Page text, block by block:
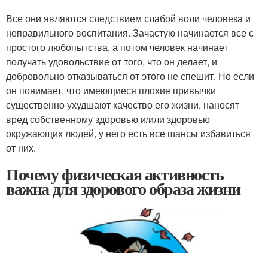
Все они являются следствием слабой воли человека и
неправильного воспитания. Зачастую начинается все с
простого любопытства, а потом человек начинает
получать удовольствие от того, что он делает, и
добровольно отказываться от этого не спешит. Но если
он понимает, что имеющиеся плохие привычки
существенно ухудшают качество его жизни, наносят
вред собственному здоровью и/или здоровью
окружающих людей, у него есть все шансы избавиться
от них.
Почему физическая активность
важна для здорового образа жизни